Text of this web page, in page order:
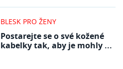
BLESK PRO ŽENY
Postarejte se o své kožené
kabelky tak, aby je mohly ...